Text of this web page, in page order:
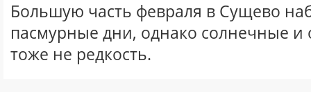
Большую часть февраля в Сущево
пасмурные дни, однако солнечные
тоже не редкость.